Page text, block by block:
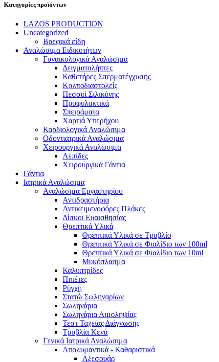
Κατηγορίες προϊόντων
LAZOS PRODUCTION
Uncategorized
Βρεφικά είδη
Αναλώσιμα Ειδικοτήτων
Γυναικολογικά Αναλώσιμα
Δειγματολήπτες
Καθετήρες Σπερματέγχυσης
Κολποδιαστολείς
Πεσσοί Σιλικόνης
Προφυλακτικά
Σπειράματα
Χαρτιά Υπερήχου
Καρδιολογικά Αναλώσιμα
Οδοντιατρικά Αναλώσιμα
Χειρουργικά Αναλώσιμα
Λεπίδες
Χειρουργικά Γάντια
Γάντια
Ιατρικά Αναλώσιμα
Αναλώσιμα Εργαστηρίου
Αντιδραστήρια
Αντικειμενοφόρες Πλάκες
Δίσκοι Ευαισθησίας
Θρεπτικά Υλικά
Θρεπτικά Υλικά σε Τρυβλίο
Θρεπτικά Υλικά σε Φιαλίδιο των 100ml
Θρεπτικά Υλικά σε Φιαλίδιο των 10ml
Μυκόπλασμα
Καλυπτρίδες
Πιπέτες
Ρύγχη
Στατώ Σωληναρίων
Σωληνάρια
Σωληνάρια Αιμοληψίας
Τεστ Ταχείας Διάγνωσης
Τρυβλία Κενά
Γενικά Ιατρικά Αναλώσιμα
Απολυμαντικά - Καθαριστικά
Αξεσουάρ